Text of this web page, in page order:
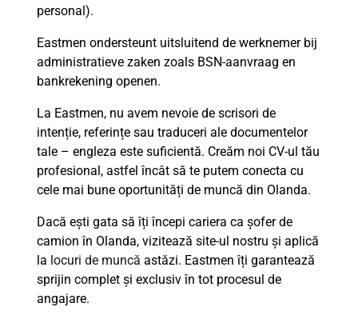
personal).
Eastmen ondersteunt uitsluitend de werknemer bij
administratieve zaken zoals BSN-aanvraag en
bankrekening openen.
La Eastmen, nu avem nevoie de scrisori de
intenție, referințe sau traduceri ale documentelor
tale – engleza este suficientă. Creăm noi CV-ul tău
profesional, astfel încât să te putem conecta cu
cele mai bune oportunități de muncă din Olanda.
Dacă ești gata să îți începi cariera ca șofer de
camion în Olanda, vizitează site-ul nostru și aplică
la locuri de muncă astăzi. Eastmen îți garantează
sprijin complet și exclusiv în tot procesul de
angajare.